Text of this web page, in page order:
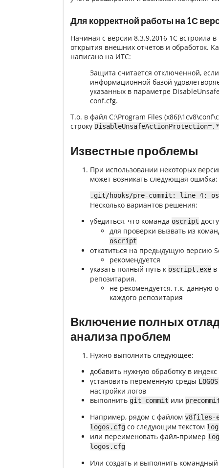
Для корректной работы на 1С
Начиная с версии 8.3.9.2016 1С встроила
открытия внешних отчетов и обработок.
написано на ИТС:
Защита считается отключенной,
информационной базой
указанных в параметре
conf.cfg.
Т.о. в файл C:\Program Files
строку DisableUnsafeActionProtection=.*
Известные проблемы
При использовании некоторых
может возникать следующая ошибка:
.git/hooks/pre-commit: line 4:
Несколько вариантов решения:
убедиться, что команда oscript
для проверки вызвать из
oscript
откатиться на предыдущую версию
рекомендуется
указать полный путь к oscript.exeв
репозитария.
не рекомендуется, т.к. данную
каждого репозитария
Включение полных
анализа проблем
Нужно выполнить следующее:
добавить нужную обработку в
установить переменную среды
настройки логов
выполнить git commit или
Например, рядом с файлом v8files-
logos.cfgсо следующим текстом
или переименовать файл-пример
logos.cfg
Или создать и выполнить